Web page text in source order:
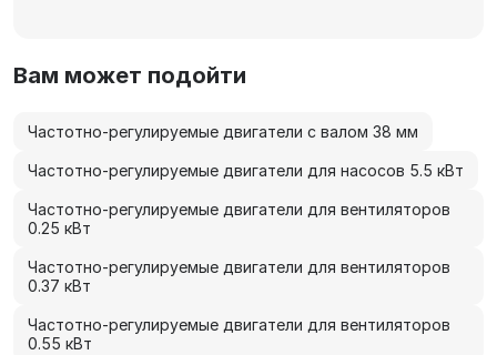
Вам может подойти
Частотно-регулируемые двигатели с валом 38 мм
Частотно-регулируемые двигатели для насосов 5.5 кВт
Частотно-регулируемые двигатели для вентиляторов
0.25 кВт
Частотно-регулируемые двигатели для вентиляторов
0.37 кВт
Частотно-регулируемые двигатели для вентиляторов
0.55 кВт